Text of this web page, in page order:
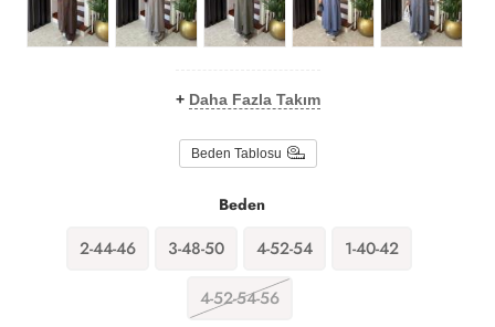
+ Daha Fazla Takım
Beden Tablosu
Beden
2-44-46 3-48-50 4-52-54 1-40-42
4-52-54-56